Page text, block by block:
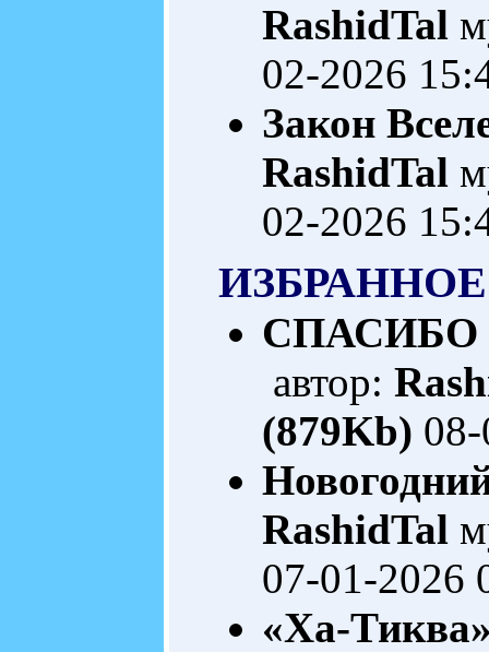
RashidTal
02-2026
Закон
RashidTal
02-2026
ИЗБРАННОЕ
СПАСИБО
автор:
(879Kb)
RashidTal
07-01-2026
«Ха-